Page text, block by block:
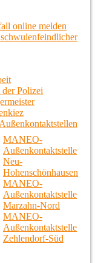
online melden
Polizei
MANEO-
Außenkontaktstelle
Neu-
Hohenschönhausen
MANEO-
Außenkontaktstelle
Marzahn-Nord
MANEO-
Außenkontaktstelle
Zehlendorf-Süd